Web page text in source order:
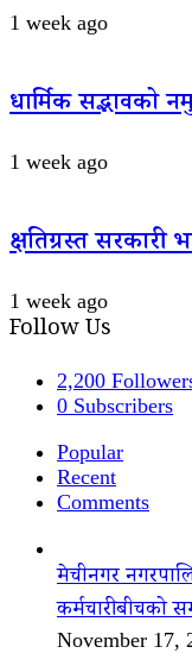
1 week ago
धार्मिक सद्भावको
1 week ago
क्षतिग्रस्त सरकारी
1 week ago
Follow Us
2,200
0 Subscribers
Popular
Recent
Comments
मेचीनगर
कर्मचारीबीचको
November 17,